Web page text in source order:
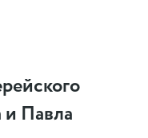
и Павла